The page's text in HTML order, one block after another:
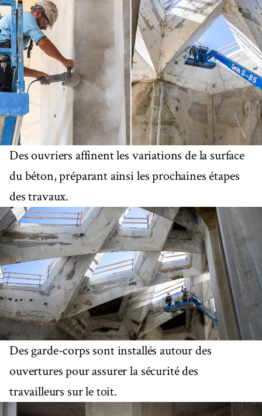
Des ouvriers affinent les variations de la surface
du béton, préparant ainsi les prochaines étapes
des travaux.
Des garde-corps sont installés autour des
ouvertures pour assurer la sécurité des
travailleurs sur le toit.